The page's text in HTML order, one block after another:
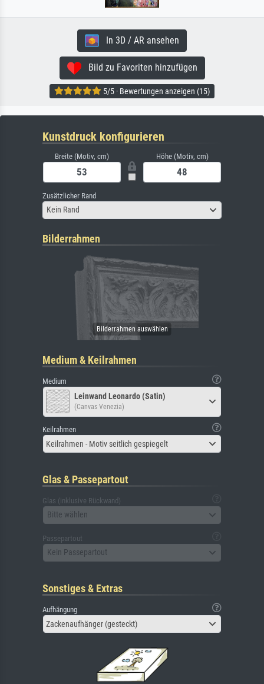
In 3D / AR ansehen
Bild zu Favoriten hinzufügen
5/5 · Bewertungen anzeigen (15)
Kunstdruck konfigurieren
Breite (Motiv, cm) Höhe (Motiv, cm)
Zusätzlicher Rand
Kein Rand
Bilderrahmen
Medium & Keilrahmen
Medium
Leinwand Leonardo (Satin)
(Canvas Venezia)
Keilrahmen
Keilrahmen - Motiv seitlich gespiegelt
Glas & Passepartout
Glas (inklusive Rückwand)
Bitte wählen
Passepartout
Kein Passepartout
Sonstiges & Extras
Aufhängung
Zackenaufhänger (gesteckt)